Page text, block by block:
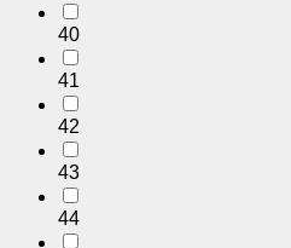
40
41
42
43
44